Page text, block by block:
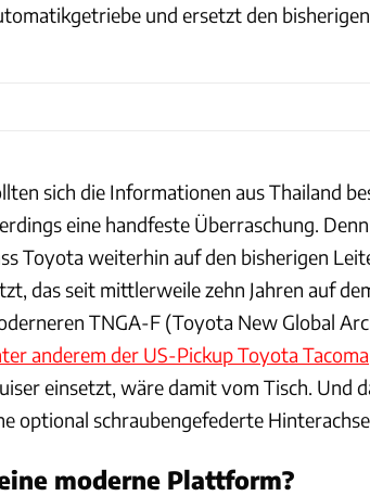
und ersetzt den bisherigen
sich die Informationen aus Thailand
eine handfeste Überraschung.
Toyota weiterhin auf den bisherigen
das seit mittlerweile zehn Jahren auf
TNGA-F (Toyota New Global
anderem der US-Pickup Toyota Tacoma
einsetzt, wäre damit vom Tisch. Und
optional schraubengefederte
moderne Plattform?